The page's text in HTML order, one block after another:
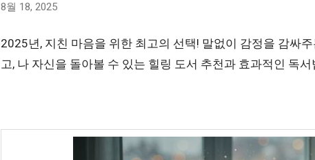
8월 18, 2025
2025년, 지친 마음을 위한 최고의 선택! 말없이 감정을 감싸
고, 나 자신을 돌아볼 수 있는 힐링 도서 추천과 효과적인 독